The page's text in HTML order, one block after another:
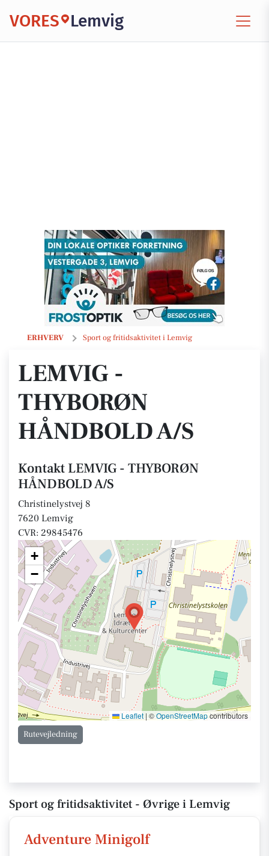
VORES Lemvig
ERHVERV Sport og fritidsaktivitet i Lemvig
LEMVIG - THYBORØN HÅNDBOLD A/S
LEMVIG -
THYBORØN
HÅNDBOLD A/S
Kontakt LEMVIG - THYBORØN
HÅNDBOLD A/S
Christinelystvej 8
7620 Lemvig
CVR: 29845476
+
−
Leaflet | ©OpenStreetMapcontributors
Rutevejledning
Sport og fritidsaktivitet - Øvrige i Lemvig
Adventure Minigolf